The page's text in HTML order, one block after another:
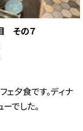
その７
ェ夕食です。ディナ
でした。